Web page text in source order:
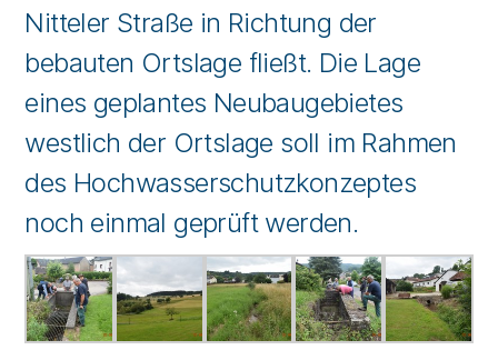
Nitteler Straße in Richtung der
bebauten Ortslage fließt. Die Lage
eines geplantes Neubaugebietes
westlich der Ortslage soll im Rahmen
des Hochwasserschutzkonzeptes
noch einmal geprüft werden.